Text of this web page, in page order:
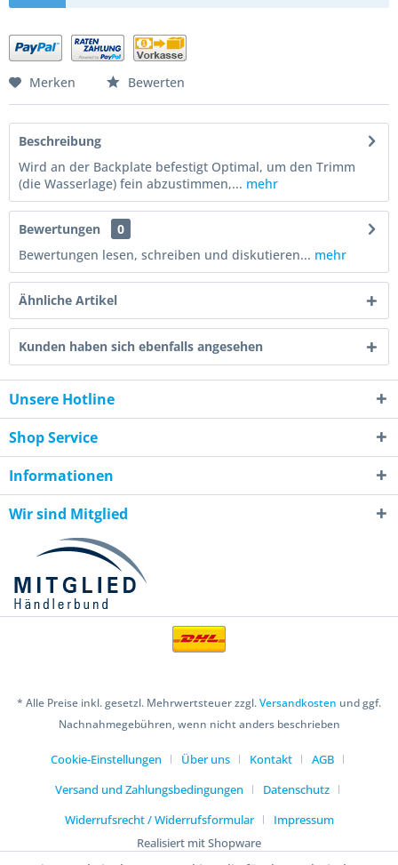
Merken Bewerten
Beschreibung
Wird an der Backplate befestigt Optimal, um den Trimm
(die Wasserlage) fein abzustimmen,... mehr
Bewertungen
0
Bewertungen lesen, schreiben und diskutieren... mehr
Ähnliche Artikel
Kunden haben sich ebenfalls angesehen
Unsere Hotline
Shop Service
Informationen
Wir sind Mitglied
* Alle Preise inkl. gesetzl. Mehrwertsteuer zzgl.Versandkosten und ggf.
Nachnahmegebühren, wenn nicht anders beschrieben
Cookie-Einstellungen Über uns Kontakt
AGB
Versand und Zahlungsbedingungen
Datenschutz
Widerrufsrecht / Widerrufsformular
Impressum
Realisiert mit Shopware